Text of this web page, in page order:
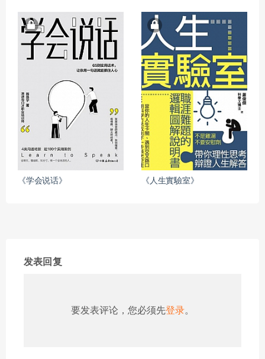
《学会说话》 《人生實驗室》
发表回复
要发表评论，您必须先登录。